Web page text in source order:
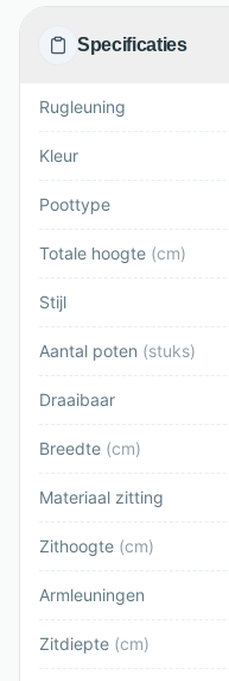
Specificaties
Rugleuning
Kleur
Poottype
Totale hoogte (cm)
Stijl
Aantal poten (stuks)
Draaibaar
Breedte (cm)
Materiaal zitting
Zithoogte (cm)
Armleuningen
Zitdiepte (cm)